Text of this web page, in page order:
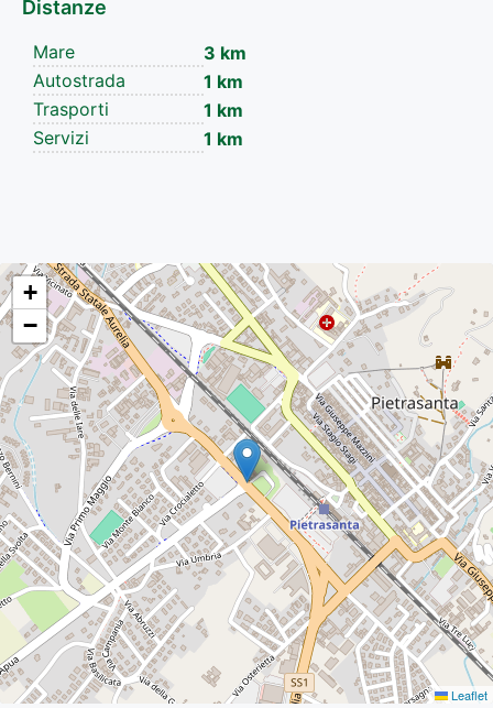
Distanze
Mare
3 km
Autostrada
1 km
Trasporti
1 km
Servizi
1 km
+
−
Leaflet